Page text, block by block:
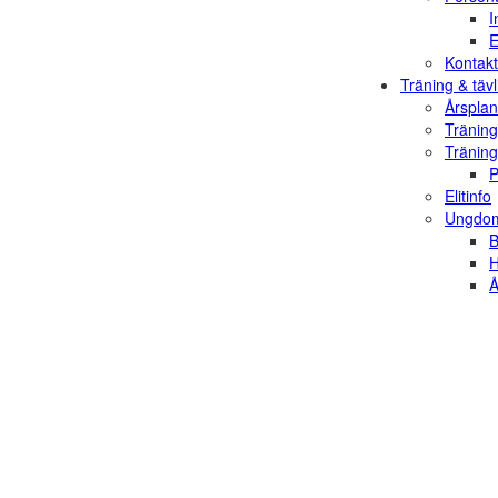
Kontakt
Träning &
Årsplan
Elitinfo